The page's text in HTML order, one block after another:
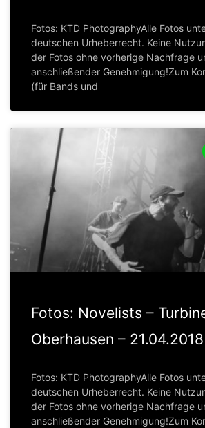
Fotos: KTD PhotographyAlle Fotos
deutschen Urheberrecht. Keine
der Fotos ohne vorherige Nachfrage
anschließender Genehmigung!Zum
(für Bands und
Fotos: Novelists –
Oberhausen – 21.04.2018
Fotos: KTD PhotographyAlle Fotos
deutschen Urheberrecht. Keine
der Fotos ohne vorherige Nachfrage
anschließender Genehmigung!Zum